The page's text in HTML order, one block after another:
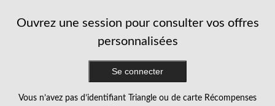
Ouvrez une session pour consulter vos offres
personnalisées
Se connecter
Vous n’avez pas d’identifiant Triangle ou de carte Récompenses